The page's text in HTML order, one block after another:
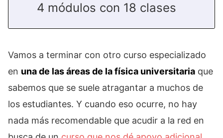
4 módulos con 18 clases
Vamos a terminar con otro curso especializado
en una de las áreas de la física universitaria que
sabemos que se suele atragantar a muchos de
los estudiantes. Y cuando eso ocurre, no hay
nada más recomendable que acudir a la red en